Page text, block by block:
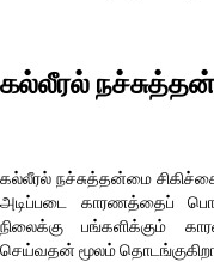
கல்லீரல்
கல்லீரல் நச்சுத்தன்மை
அடிப்படை காரணத்தைப்
நிலைக்கு பங்களிக்கும்
செய்வதன் மூலம்